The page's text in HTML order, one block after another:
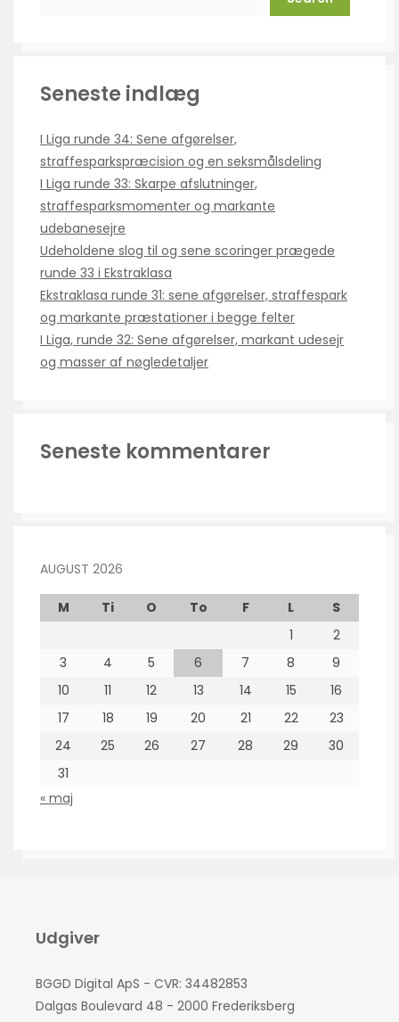
Seneste indlæg
I Liga runde 34: Sene afgørelser,
straffesparkspræcision og en seksmålsdeling
I Liga runde 33: Skarpe afslutninger,
straffesparksmomenter og markante
udebanesejre
Udeholdene slog til og sene scoringer prægede
runde 33 i Ekstraklasa
Ekstraklasa runde 31: sene afgørelser, straffespark
og markante præstationer i begge felter
I Liga, runde 32: Sene afgørelser, markant udesejr
og masser af nøgledetaljer
Seneste kommentarer
AUGUST 2026
M Ti O To F L
S
1
2
3
4 5 6 7 8
9
10
11 12 13 14 15
16
17
18 19 20 21 22
23
24
25 26 27 28 29
30
31
« maj
Udgiver
BGGD Digital ApS - CVR: 34482853
Dalgas Boulevard 48 - 2000 Frederiksberg